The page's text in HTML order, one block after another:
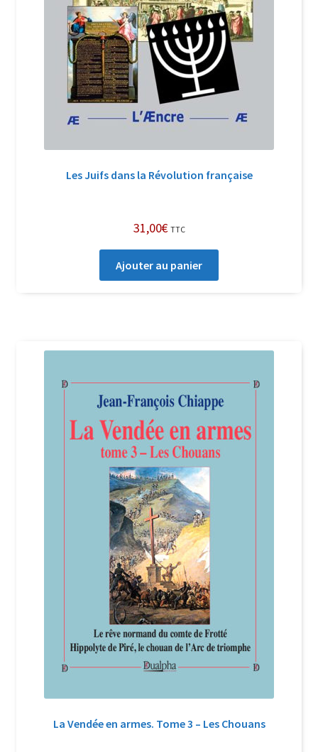
Les Juifs dans la Révolution française
31,00€ TTC
Ajouter au panier
La Vendée en armes. Tome 3 – Les Chouans